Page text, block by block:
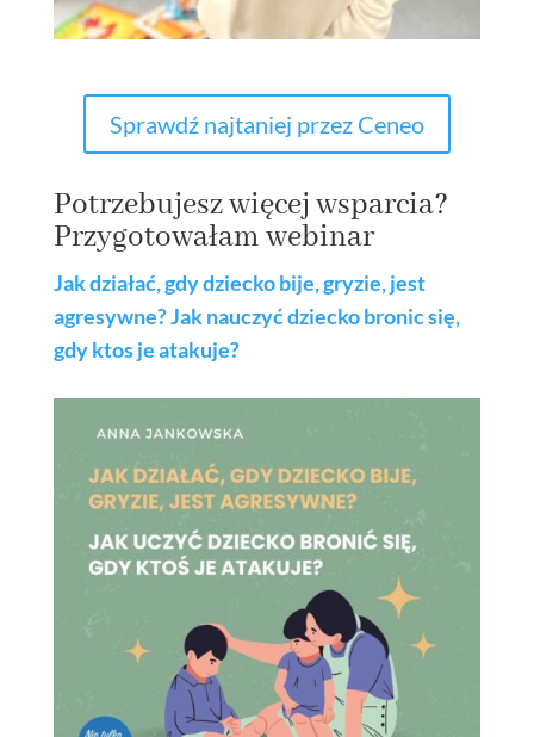
Sprawdź najtaniej przez Ceneo
Potrzebujesz więcej wsparcia?
Przygotowałam webinar
Jak działać, gdy dziecko bije, gryzie, jest
agresywne?Jak nauczyć dziecko bronic się,
gdy ktos je atakuje?